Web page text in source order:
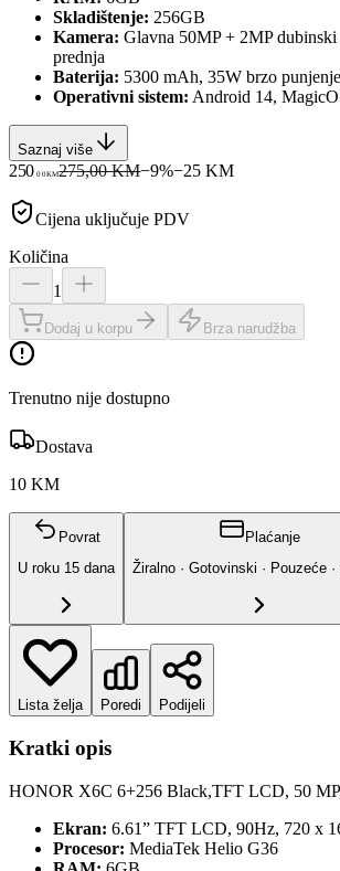
Skladištenje: 256GB
Kamera: Glavna 50MP + 2MP dubinski
prednja
Baterija: 5300 mAh, 35W brzo punjenje
Operativni sistem: Android 14,
Saznaj više
250 00KM275,00 KM−9%−25 KM
Cijena uključuje PDV
Količina
1
Dodaj u korpu Brza narudžba
Trenutno nije dostupno
Dostava
10 KM
Povrat
U roku 15 dana
Plaćanje
Žiralno · Gotovinski · Pouzeće
Lista želja Poredi Podijeli
Kratki opis
HONOR X6C 6+256 Black,TFT LCD, 50
Ekran: 6.61” TFT LCD, 90Hz, 720 x
Procesor: MediaTek Helio G36